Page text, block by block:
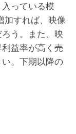
っている模
加すれば、映像
う。また、映
益率が高く売
い。下期以降の